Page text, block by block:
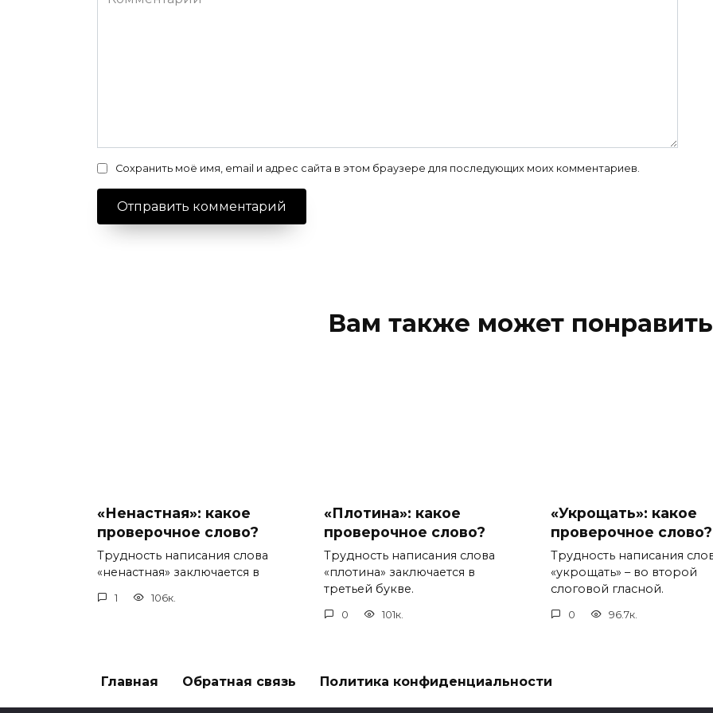
Сохранить моё имя, email и адрес сайта в этом браузере для последующих моих комментариев.
Вам также может
«Ненастная»: какое
проверочное слово?
Трудность написания слова
«ненастная» заключается в
1 106к.
«Плотина»: какое
проверочное слово?
Трудность написания слова
«плотина» заключается в
третьей букве.
0 101к.
«Укрощать»: какое
проверочное слово?
Трудность написания
«укрощать» – во второй
слоговой гласной.
0 96.7к.
Главная Обратная связь Политика конфиденциальности